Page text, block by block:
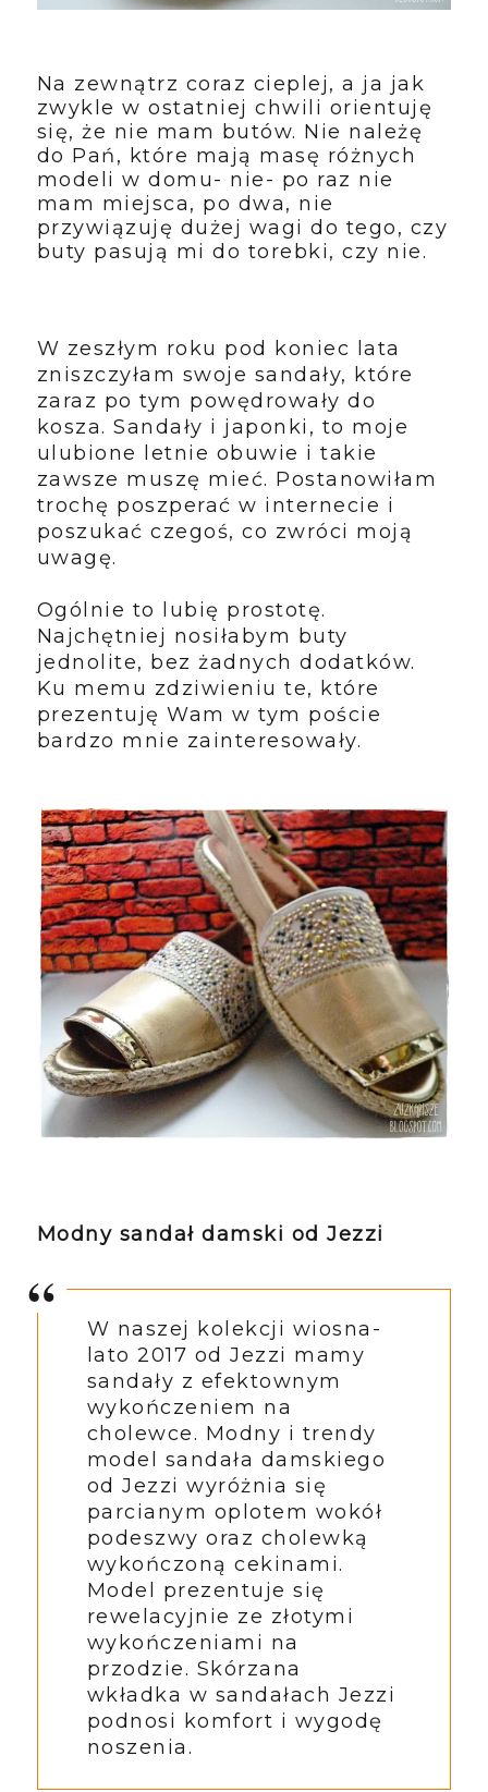
Na zewnątrz coraz cieplej, a ja jak
zwykle w ostatniej chwili orientuję
się, że nie mam butów. Nie należę
do Pań, które mają masę różnych
modeli w domu- nie- po raz nie
mam miejsca, po dwa, nie
przywiązuję dużej wagi do tego, czy
buty pasują mi do torebki, czy nie.
W zeszłym roku pod koniec lata
zniszczyłam swoje sandały, które
zaraz po tym powędrowały do
kosza. Sandały i japonki, to moje
ulubione letnie obuwie i takie
zawsze muszę mieć. Postanowiłam
trochę poszperać w internecie i
poszukać czegoś, co zwróci moją
uwagę.
Ogólnie to lubię prostotę.
Najchętniej nosiłabym buty
jednolite, bez żadnych dodatków.
Ku memu zdziwieniu te, które
prezentuję Wam w tym poście
bardzo mnie zainteresowały.
Modny sandał damski od Jezzi
W naszej kolekcji wiosna-
lato 2017 od Jezzi mamy
sandały z efektownym
wykończeniem na
cholewce. Modny i trendy
model sandała damskiego
od Jezzi wyróżnia się
parcianym oplotem wokół
podeszwy oraz cholewką
wykończoną cekinami.
Model prezentuje się
rewelacyjnie ze złotymi
wykończeniami na
przodzie. Skórzana
wkładka w sandałach Jezzi
podnosi komfort i wygodę
noszenia.